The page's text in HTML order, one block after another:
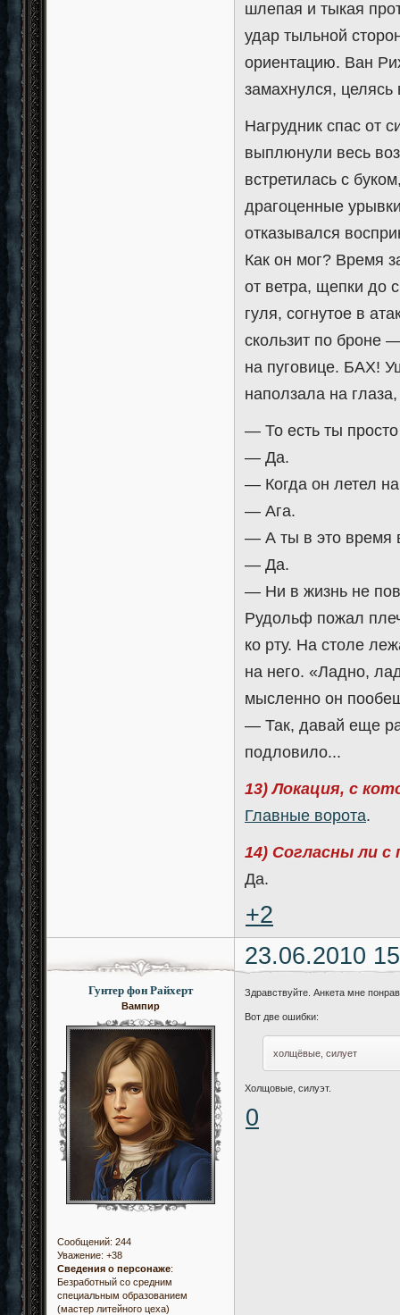
шлепая и тыкая
удар тыльной
ориентацию. Ван
замахнулся,
Нагрудник спас от
выплюнули весь
встретилась с
драгоценные
отказывался
Как он мог? Время
от ветра, щепки до
гуля, согнутое в
скользит по броне
на пуговице. БАХ!
наползала на
— То есть ты
— Да.
— Когда он летел
— Ага.
— А ты в это время
— Да.
— Ни в жизнь не
Рудольф пожал
ко рту. На столе
на него. «Ладно,
мысленно он
— Так, давай еще
подловило...
13) Локация, с
Главные ворота.
14) Согласны ли с
Да.
+2
23.06.2010
Гунтер фон Райхерт
Вампир
Сообщений: 244
Уважение: +38
Сведения о персонаже:
Безработный со средним
специальным образованием
(мастер литейного цеха)
Здравствуйте. Анкета мне
Вот две ошибки:
холщёвые, силует
Холщовые, силуэт.
0